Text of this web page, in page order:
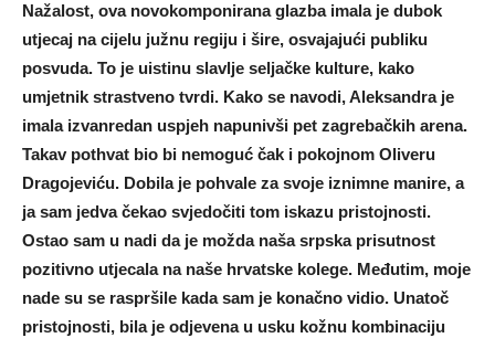
Nažalost, ova novokomponirana glazba imala je dubok
utjecaj na cijelu južnu regiju i šire, osvajajući publiku
posvuda. To je uistinu slavlje seljačke kulture, kako
umjetnik strastveno tvrdi. Kako se navodi, Aleksandra je
imala izvanredan uspjeh napunivši pet zagrebačkih arena.
Takav pothvat bio bi nemoguć čak i pokojnom Oliveru
Dragojeviću. Dobila je pohvale za svoje iznimne manire, a
ja sam jedva čekao svjedočiti tom iskazu pristojnosti.
Ostao sam u nadi da je možda naša srpska prisutnost
pozitivno utjecala na naše hrvatske kolege. Međutim, moje
nade su se raspršile kada sam je konačno vidio. Unatoč
pristojnosti, bila je odjevena u usku kožnu kombinaciju